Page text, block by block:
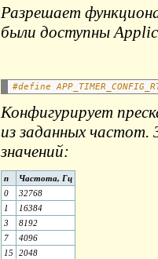
Разрешает
были доступны
#define
Конфигурирует
из заданных частот.
значений:
n
Частота, Гц
0
32768
1
16384
3
8192
7
4096
15
2048